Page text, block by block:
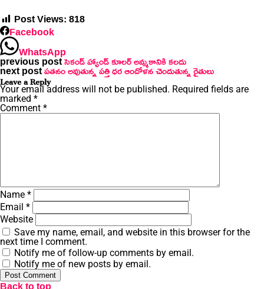
Post Views:818
Facebook
WhatsApp
previous postసెకండ్ హ్యాండ్ కూలర్ అమ్మకానికి కలదు
next postపతనం అవుతున్న పత్తి ధర ఆందోళన చెందుతున్న రైతులు
Leave a Reply
Your email address will not be published. Required fields are
marked *
Comment *
Name *
Email *
Website
Save my name, email, and website in this browser for the
next time I comment.
Notify me of follow-up comments by email.
Notify me of new posts by email.